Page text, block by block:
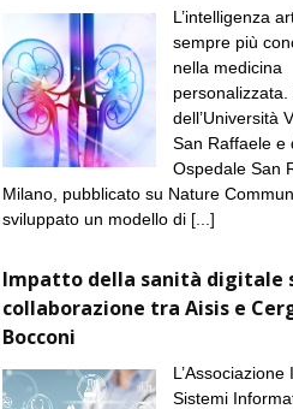
L’intelligenza
sempre più
nella medicina
dell’Università
San Raffaele e
Ospedale San
Milano, pubblicato su Nature
sviluppato un modello di [...]
Impatto della sanità digitale
collaborazione tra Aisis e
Bocconi
L’Associazione
Sistemi